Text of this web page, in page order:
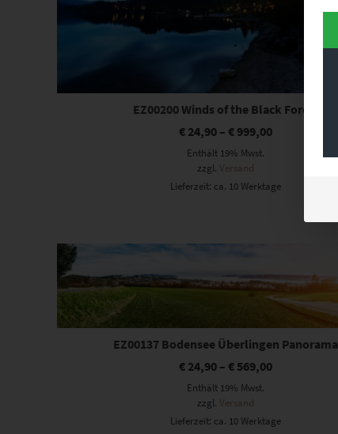
EZ00200 Winds of the Black Forest
€ 24,90 –€ 999,00
Enthält 19% Mwst.
zzgl.Versand
Lieferzeit: ca. 10 Werktage
EZ00137 Bodensee Überlingen Panorama
€ 24,90 –€ 569,00
Enthält 19% Mwst.
zzgl.Versand
Lieferzeit: ca. 10 Werktage